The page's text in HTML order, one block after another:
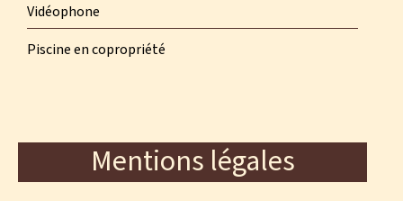
Vidéophone
Piscine en copropriété
Mentions légales